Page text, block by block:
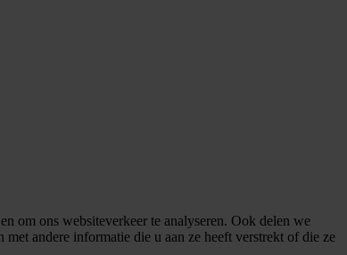
om ons websiteverkeer te analyseren. Ook delen we
andere informatie die u aan ze heeft verstrekt of die ze